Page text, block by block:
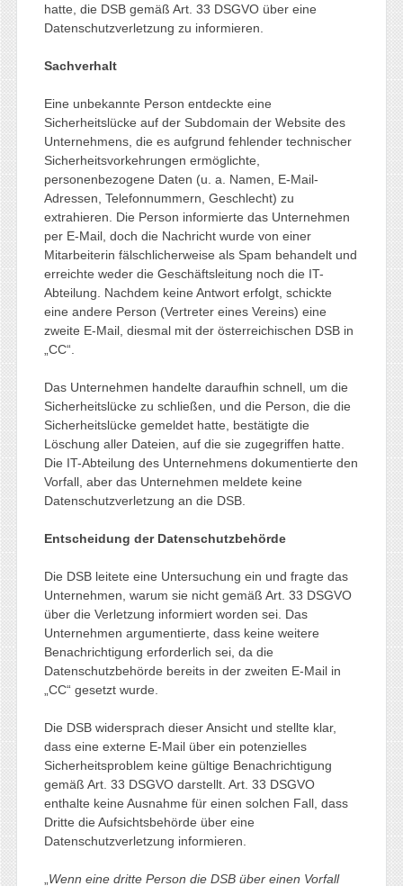
hatte, die DSB gemäß Art. 33 DSGVO über eine
Datenschutzverletzung zu informieren.
Sachverhalt
Eine unbekannte Person entdeckte eine
Sicherheitslücke auf der Subdomain der Website des
Unternehmens, die es aufgrund fehlender technischer
Sicherheitsvorkehrungen ermöglichte,
personenbezogene Daten (u. a. Namen, E-Mail-
Adressen, Telefonnummern, Geschlecht) zu
extrahieren. Die Person informierte das Unternehmen
per E-Mail, doch die Nachricht wurde von einer
Mitarbeiterin fälschlicherweise als Spam behandelt und
erreichte weder die Geschäftsleitung noch die IT-
Abteilung. Nachdem keine Antwort erfolgt, schickte
eine andere Person (Vertreter eines Vereins) eine
zweite E-Mail, diesmal mit der österreichischen DSB in
„CC“.
Das Unternehmen handelte daraufhin schnell, um die
Sicherheitslücke zu schließen, und die Person, die die
Sicherheitslücke gemeldet hatte, bestätigte die
Löschung aller Dateien, auf die sie zugegriffen hatte.
Die IT-Abteilung des Unternehmens dokumentierte den
Vorfall, aber das Unternehmen meldete keine
Datenschutzverletzung an die DSB.
Entscheidung der Datenschutzbehörde
Die DSB leitete eine Untersuchung ein und fragte das
Unternehmen, warum sie nicht gemäß Art. 33 DSGVO
über die Verletzung informiert worden sei. Das
Unternehmen argumentierte, dass keine weitere
Benachrichtigung erforderlich sei, da die
Datenschutzbehörde bereits in der zweiten E-Mail in
„CC“ gesetzt wurde.
Die DSB widersprach dieser Ansicht und stellte klar,
dass eine externe E-Mail über ein potenzielles
Sicherheitsproblem keine gültige Benachrichtigung
gemäß Art. 33 DSGVO darstellt. Art. 33 DSGVO
enthalte keine Ausnahme für einen solchen Fall, dass
Dritte die Aufsichtsbehörde über eine
Datenschutzverletzung informieren.
Wenn eine dritte Person die DSB über einen Vorfall